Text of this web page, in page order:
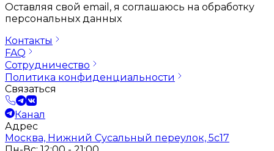
Оставляя свой email, я соглашаюсь на обработку
персональных данных
Контакты
FAQ
Сотрудничество
Политика конфиденциальности
Связаться
Канал
Адрес
Москва, Нижний Сусальный переулок, 5с17